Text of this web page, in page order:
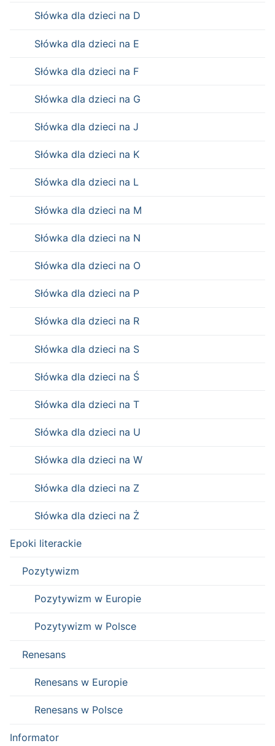
Słówka dla dzieci na D
Słówka dla dzieci na E
Słówka dla dzieci na F
Słówka dla dzieci na G
Słówka dla dzieci na J
Słówka dla dzieci na K
Słówka dla dzieci na L
Słówka dla dzieci na M
Słówka dla dzieci na N
Słówka dla dzieci na O
Słówka dla dzieci na P
Słówka dla dzieci na R
Słówka dla dzieci na S
Słówka dla dzieci na Ś
Słówka dla dzieci na T
Słówka dla dzieci na U
Słówka dla dzieci na W
Słówka dla dzieci na Z
Słówka dla dzieci na Ż
Epoki literackie
Pozytywizm
Pozytywizm w Europie
Pozytywizm w Polsce
Renesans
Renesans w Europie
Renesans w Polsce
Informator